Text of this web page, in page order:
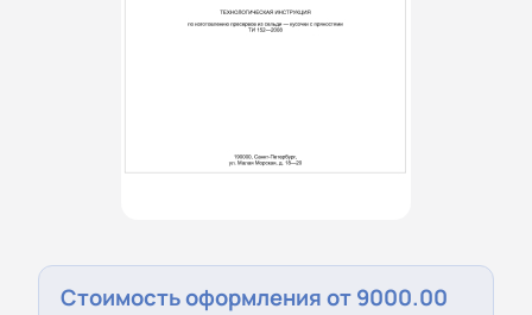
Стоимость оформления от 9000.00